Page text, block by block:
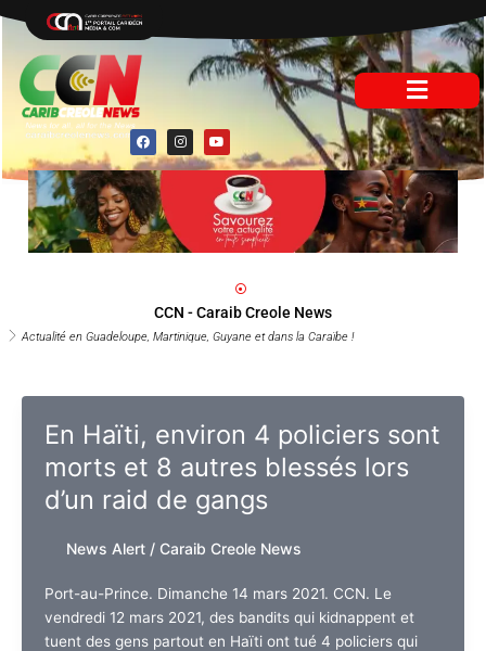
contenu
F
a
c
e
b
o
o
k
I
n
s
t
m
Y
o
u
t
b
e
Actualité en Guadeloupe, Martinique, Guyane et dans la Caraïbe !
CCN - Caraib Creole News
En Haïti, environ 4 policiers sont
morts et 8 autres blessés lors
d’un raid de gangs
News Alert/ Caraib Creole News
Port-au-Prince. Dimanche 14 mars 2021. CCN. Le
vendredi 12 mars 2021, des bandits qui kidnappent et
tuent des gens partout en Haïti ont tué 4 policiers qui